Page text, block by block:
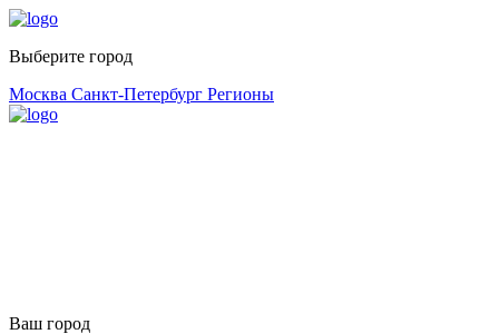
Выберите город
Москва Санкт-Петербург Регионы
Ваш город